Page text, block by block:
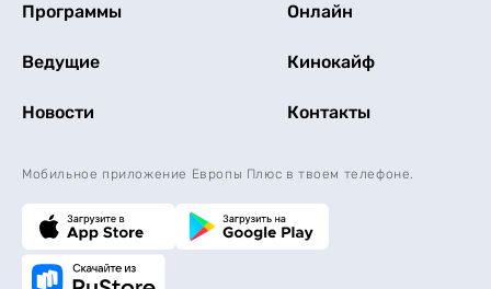
Программы Онлайн
Ведущие Кинокайф
Новости Контакты
Мобильное приложение Европы Плюс в твоем телефоне.